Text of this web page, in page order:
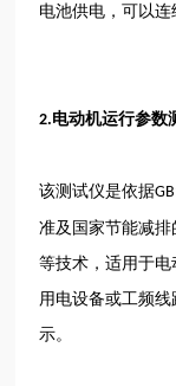
电池供电，可以连
2. 电动机运行参数
该测试仪是依据
准及国家节能减
等技术，适用于
用电设备或工频
示。